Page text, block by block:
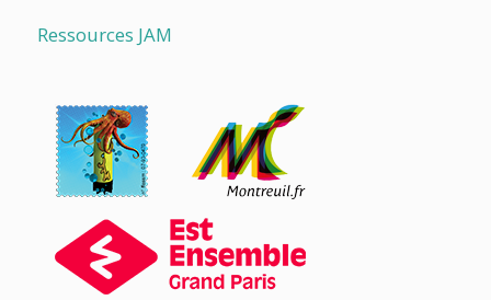
Ressources JAM